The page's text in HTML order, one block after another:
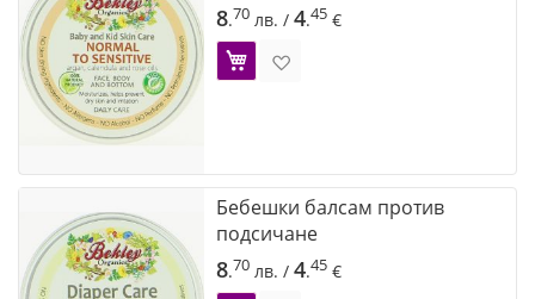
8.70 лв. / 4.45 €
Бебешки балсам против
подсичане
8.70 лв. / 4.45 €